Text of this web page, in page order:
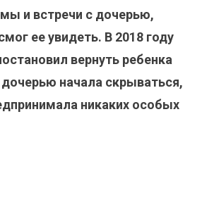
и встречи с дочерью,
ее увидеть. В 2018 году
вернуть ребенка
дочерью начала скрываться,
никаких особых